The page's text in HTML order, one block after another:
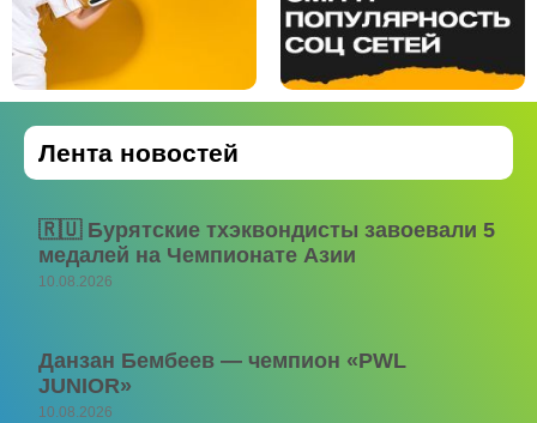
Лента новостей
🇷🇺 Бурятские тхэквондисты завоевали 5
медалей на Чемпионате Азии
10.08.2026
Данзан Бембеев — чемпион «PWL
JUNIOR»
10.08.2026